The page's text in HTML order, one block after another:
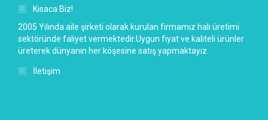
Kısaca Biz!
2005 Yılında aile şirketi olarak kurulan firmamız halı üretimi
sektöründe faliyet vermektedir.Uygun fiyat ve kaliteli ürünler
üreterek dünyanın her köşesine satış yapmaktayız.
İletişim